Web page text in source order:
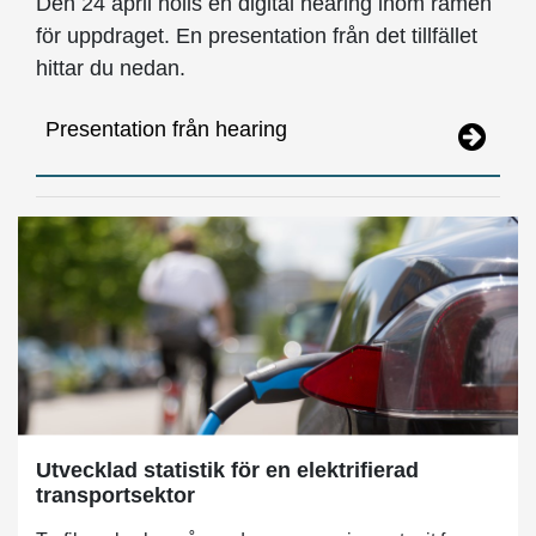
för uppdraget. En presentation från det tillfället
hittar du nedan.
Presentation från hearing
Utvecklad statistik för en elektrifierad
transportsektor